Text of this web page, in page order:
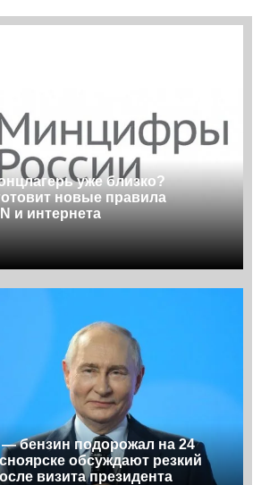
уже близко?
новые правила
и интернета
— бензин подорожал на 24
обсуждают резкий
визита президента